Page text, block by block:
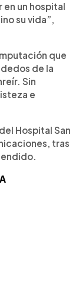
en un hospital
su vida”,
que
de la
Sin
e
Hospital San
tras